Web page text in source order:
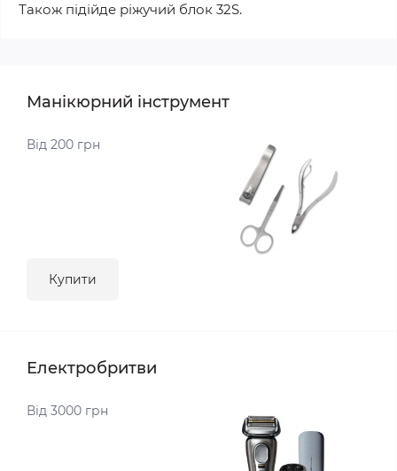
Також підійде ріжучий блок 32S.
Манікюрний інструмент
Від 200 грн
Купити
Електробритви
Від 3000 грн